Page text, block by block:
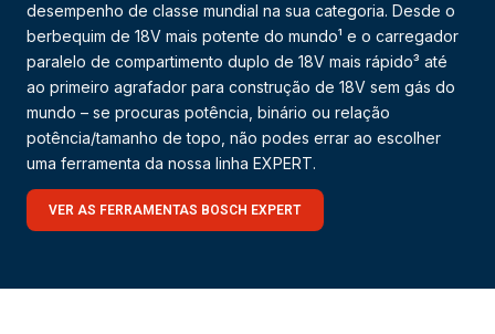
desempenho de classe mundial na sua categoria. Desde o
berbequim de 18V mais potente do mundo¹ e o carregador
paralelo de compartimento duplo de 18V mais rápido³ até
ao primeiro agrafador para construção de 18V sem gás do
mundo – se procuras potência, binário ou relação
potência/tamanho de topo, não podes errar ao escolher
uma ferramenta da nossa linha EXPERT.
VER AS FERRAMENTAS BOSCH EXPERT